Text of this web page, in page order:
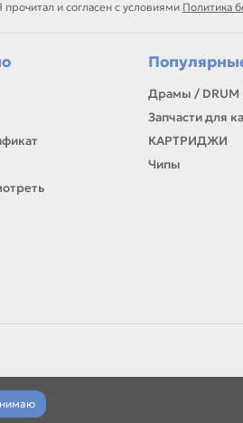
прочитал и согласен с условиями Политика
Драмы / DRUM
Запчасти для
КАРТРИДЖИ
Чипы